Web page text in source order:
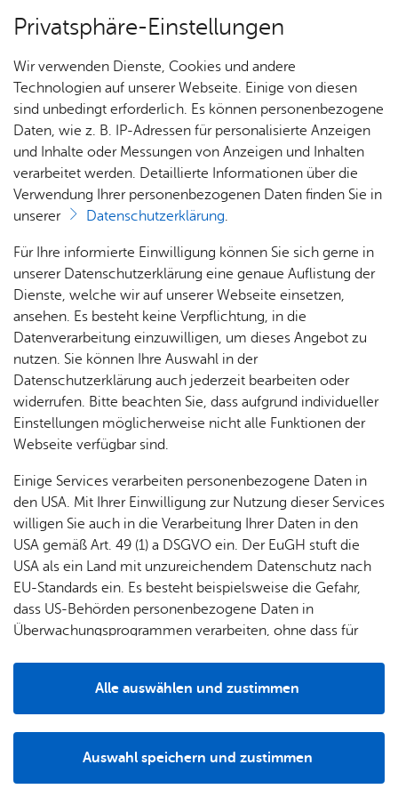
Über­sicht Bür­ger & Stadt
Rat­
haus &
Bür­
ger­
ser­vice
Rat­
häu­ser
& Orts­
ver­
wal­
Ämter
A–Z
Diens
t­leis­
tun­gen
A–Z
For­
Nach­
rich­
ten,
Vi­de­os
& Bil­
der
Me­di­
en­in­
for­ma­
tio­nen
fent­li­
che
Be­
kannt­
ma­
chun­
& TV
Pres­se
Jobs
Stel­
len­an­
ge­bo­te
Aus­bil­
dung &
Stu­di­
um
Bil­
dung
& Be­
treu­
ung
Potz­
be­
treu­
ung
Schu­
len
Bauen
& Um­
welt
Geo­
da­ten
& 3D-
Stadt­
Bau­
stel­len
& Um­
lei­tun­
Um­
welt &
Kli­ma­
Sa­nie­
ren &
bi­li­en
Stadt­
Ge­
sund­
heit &
kum
Ärzte &
Apo­
Fa­mi­lie
& Kin­
der
Se­nio­
ren
Woh­
nen
re­frei
Pfle­ge
& Un­
ter­stüt­
zung
Dienst­leis­tun­gen A–Z
Vor­le­sen
Ein­spruch gegen einen Voll­
stre­ckungs­be­scheid ein­le­gen
Gegen einen Vollstreckungsbescheid können Sie
Einspruch einlegen.
Ver­tie­fen­de In­for­ma­tio­nen
Zu­stän­dig­keit
Amts­ge­richt Tett­nang
Mont­fort­platz 1
88069 Tett­nang
Tel. 07542/5190
In­for­ma­tio­nen & Öff­nungs­zei­ten
Leis­tungs­de­tails
Privatsphäre-Einstellungen
Wir verwenden Dienste, Cookies und andere
Technologien auf unserer Webseite. Einige von diesen
sind unbedingt erforderlich. Es können personenbezogene
Daten, wie z. B. IP-Adressen für personalisierte Anzeigen
und Inhalte oder Messungen von Anzeigen und Inhalten
verarbeitet werden. Detaillierte Informationen über die
Verwendung Ihrer personenbezogenen Daten finden Sie in
unserer
Datenschutzerklärung.
Für Ihre informierte Einwilligung können Sie sich gerne in
unserer Datenschutzerklärung eine genaue Auflistung der
Dienste, welche wir auf unserer Webseite einsetzen,
ansehen. Es besteht keine Verpflichtung, in die
Datenverarbeitung einzuwilligen, um dieses Angebot zu
nutzen. Sie können Ihre Auswahl in der
Datenschutzerklärung auch jederzeit bearbeiten oder
widerrufen. Bitte beachten Sie, dass aufgrund individueller
Einstellungen möglicherweise nicht alle Funktionen der
Webseite verfügbar sind.
Einige Services verarbeiten personenbezogene Daten in
den USA. Mit Ihrer Einwilligung zur Nutzung dieser Services
willigen Sie auch in die Verarbeitung Ihrer Daten in den
USA gemäß Art. 49 (1) a DSGVO ein. Der EuGH stuft die
USA als ein Land mit unzureichendem Datenschutz nach
EU-Standards ein. Es besteht beispielsweise die Gefahr,
dass US-Behörden personenbezogene Daten in
Überwachungsprogrammen verarbeiten, ohne dass für
Auswahl speichern und zustimmen
Alle auswählen und zustimmen